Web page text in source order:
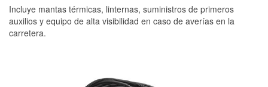
Incluye mantas térmicas, linternas, suministros de primeros
auxilios y equipo de alta visibilidad en caso de averías en la
carretera.